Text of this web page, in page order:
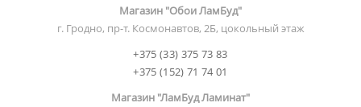
Магазин "Обои ЛамБуд"
г. Гродно, пр-т. Космонавтов, 2Б, цокольный этаж
+375 (33) 375 73 83
+375 (152) 71 74 01
Магазин "ЛамБуд Ламинат"